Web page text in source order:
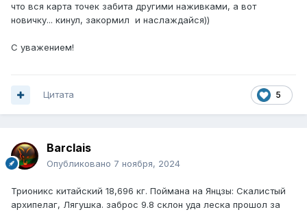
что вся карта точек забита другими наживками, а вот
новичку... кинул, закормил и наслаждайся))
С уважением!
5
Цитата
Barclais
Опубликовано 7 ноября, 2024
Трионикс китайский 18,696 кг. Поймана на Янцзы: Скалистый
архипелаг, Лягушка. заброс 9.8 склон уда леска прошол за